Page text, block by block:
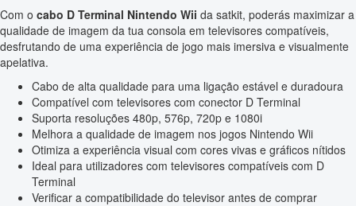
Com o cabo D Terminal Nintendo Wii da satkit, poderás maximizar a
qualidade de imagem da tua consola em televisores compatíveis,
desfrutando de uma experiência de jogo mais imersiva e visualmente
apelativa.
Cabo de alta qualidade para uma ligação estável e duradoura
Compatível com televisores com conector D Terminal
Suporta resoluções 480p, 576p, 720p e 1080i
Melhora a qualidade de imagem nos jogos Nintendo Wii
Otimiza a experiência visual com cores vivas e gráficos nítidos
Ideal para utilizadores com televisores compatíveis com D
Terminal
Verificar a compatibilidade do televisor antes de comprar